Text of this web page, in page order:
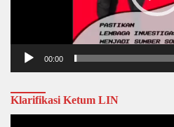
00:00
Klarifikasi Ketum LIN